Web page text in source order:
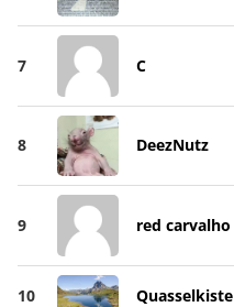
7 C
8 DeezNutz
9 red carvalho
10 Quasselkiste